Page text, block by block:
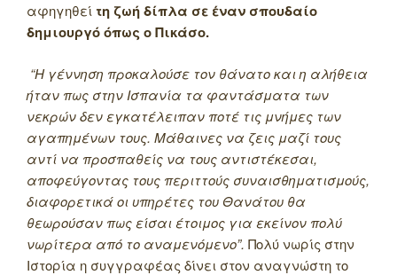
αφηγηθεί τη ζωή δίπλα σε έναν σπουδαίο
δημιουργό όπως ο Πικάσο.
“Η γέννηση προκαλούσε τον θάνατο και η αλήθεια
ήταν πως στην Ισπανία τα φαντάσματα των
νεκρών δεν εγκατέλειπαν ποτέ τις μνήμες των
αγαπημένων τους. Μάθαινες να ζεις μαζί τους
αντί να προσπαθείς να τους αντιστέκεσαι,
αποφεύγοντας τους περιττούς συναισθηματισμούς,
διαφορετικά οι υπηρέτες του Θανάτου θα
θεωρούσαν πως είσαι έτοιμος για εκείνον πολύ
νωρίτερα από το αναμενόμενο”. Πολύ νωρίς στην
Ιστορία η συγγραφέας δίνει στον αναγνώστη το